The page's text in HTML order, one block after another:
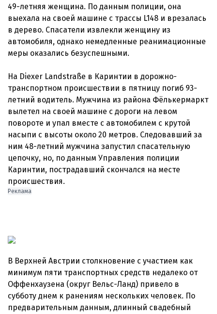
49-летняя женщина. По данным полиции, она
выехала на своей машине с трассы L148 и врезалась
в дерево. Спасатели извлекли женщину из
автомобиля, однако немедленные реанимационные
меры оказались безуспешными.
На Diexer Landstraße в Каринтии в дорожно-
транспортном происшествии в пятницу погиб 93-
летний водитель. Мужчина из района Фёлькермаркт
вылетел на своей машине с дороги на левом
повороте и упал вместе с автомобилем с крутой
насыпи с высоты около 20 метров. Следовавший за
ним 48-летний мужчина запустил спасательную
цепочку, но, по данным Управления полиции
Каринтии, пострадавший скончался на месте
происшествия.
Реклама
В Верхней Австрии столкновение с участием как
минимум пяти транспортных средств недалеко от
Оффенхаузена (округ Вельс-Ланд) привело в
субботу днем ​​к ранениям нескольких человек. По
предварительным данным, длинный свадебный